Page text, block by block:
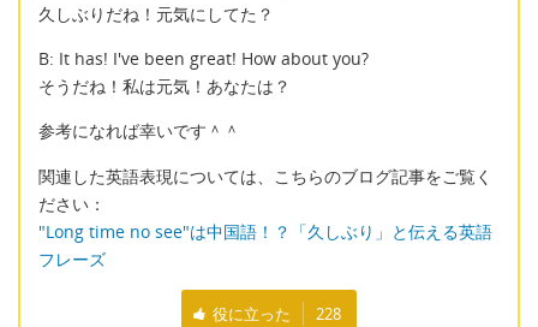
久しぶりだね！元気にしてた？
B: It has! I've been great! How about you?
そうだね！私は元気！あなたは？
参考になれば幸いです＾＾
関連した英語表現については、こちらのブログ記事をご覧く
ださい：
"Long time no see"は中国語！？「久しぶり」と伝える英語
フレーズ
役に立った 228